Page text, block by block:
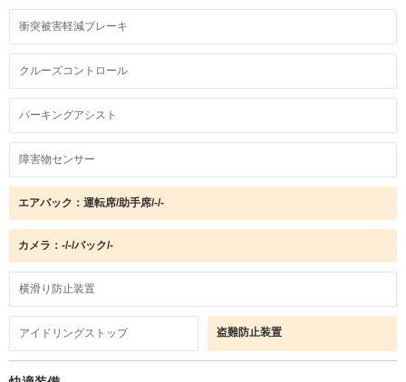
衝突被害軽減ブレーキ
クルーズコントロール
パーキングアシスト
障害物センサー
エアバック：運転席/助手席/-/-
カメラ：-/-/バック/-
横滑り防止装置
アイドリングストップ 盗難防止装置